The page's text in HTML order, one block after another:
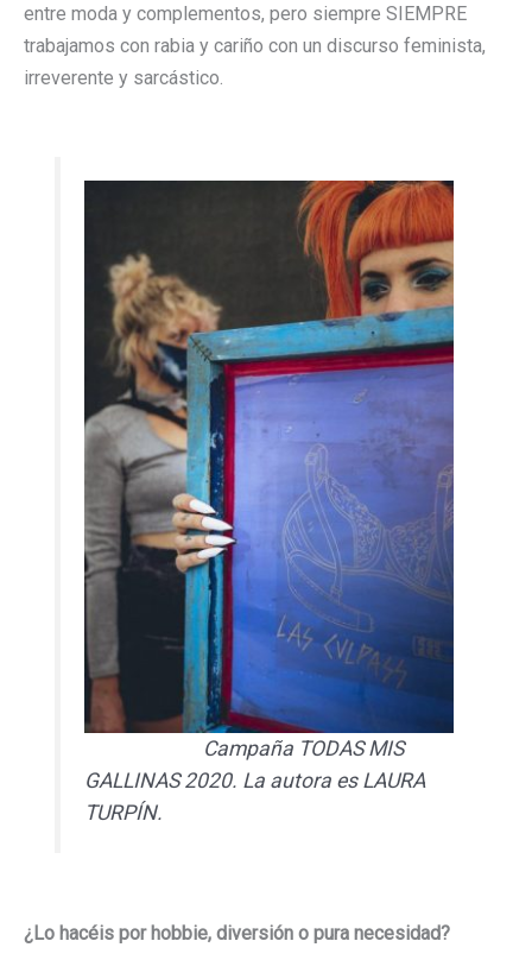
entre moda y complementos, pero siempre SIEMPRE
trabajamos con rabia y cariño con un discurso feminista,
irreverente y sarcástico.
Campaña TODAS MIS
GALLINAS 2020. La autora es LAURA
TURPÍN.
¿Lo hacéis por hobbie, diversión o pura necesidad?